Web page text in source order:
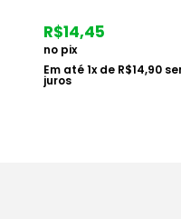
R$7,03
no pix
Em até